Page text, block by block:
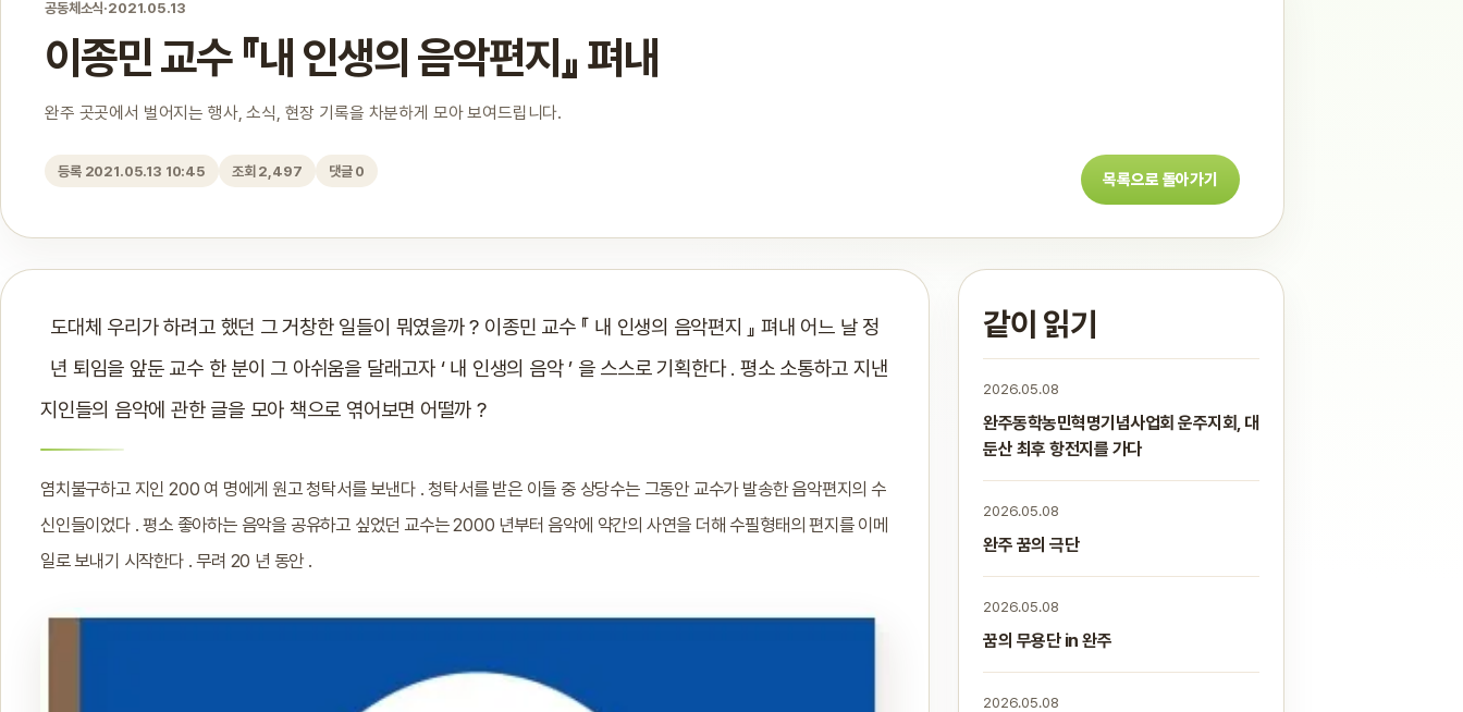
공동체소식·2021.05.13
이종민 교수 『내 인생의 음악편지』 펴내
완주 곳곳에서 벌어지는 행사, 소식, 현장 기록을 차분하게 모아 보여드립니다.
등록 2021.05.13 10:45 조회 2,497 댓글 0 목록으로 돌아가기
도대체 우리가 하려고 했던 그 거창한 일들이 뭐였을까 ? 이종민 교수 『 내 인생의 음악편지 』 펴내 어느 날 정
년 퇴임을 앞둔 교수 한 분이 그 아쉬움을 달래고자 ‘ 내 인생의 음악 ’ 을 스스로 기획한다 . 평소 소통하고 지낸
지인들의 음악에 관한 글을 모아 책으로 엮어보면 어떨까 ?
염치불구하고 지인 200 여 명에게 원고 청탁서를 보낸다 . 청탁서를 받은 이들 중 상당수는 그동안 교수가 발송한 음악편지의 수
신인들이었다 . 평소 좋아하는 음악을 공유하고 싶었던 교수는 2000 년부터 음악에 약간의 사연을 더해 수필형태의 편지를 이메
일로 보내기 시작한다 . 무려 20 년 동안 .
같이 읽기
2026.05.08
완주동학농민혁명기념사업회 운주지회, 대
둔산 최후 항전지를 가다
2026.05.08
완주 꿈의 극단
2026.05.08
꿈의 무용단 in 완주
2026.05.08